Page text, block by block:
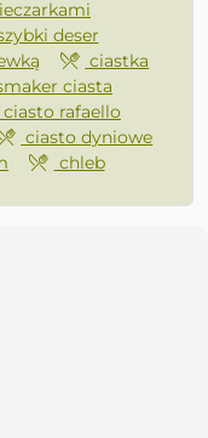
deser
ciastka
ciasta
ciasto rafaello
ciasto dyniowe
chleb